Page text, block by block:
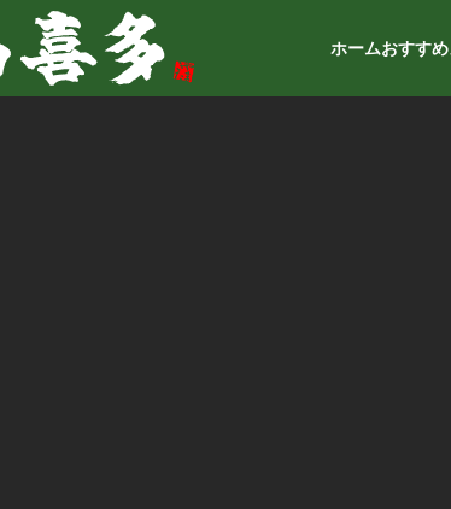
ホームおすすめ